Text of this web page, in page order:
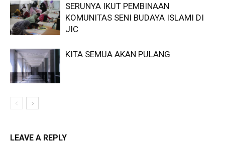
SERUNYA IKUT PEMBINAAN
KOMUNITAS SENI BUDAYA ISLAMI DI
JIC
KITA SEMUA AKAN PULANG
LEAVE A REPLY